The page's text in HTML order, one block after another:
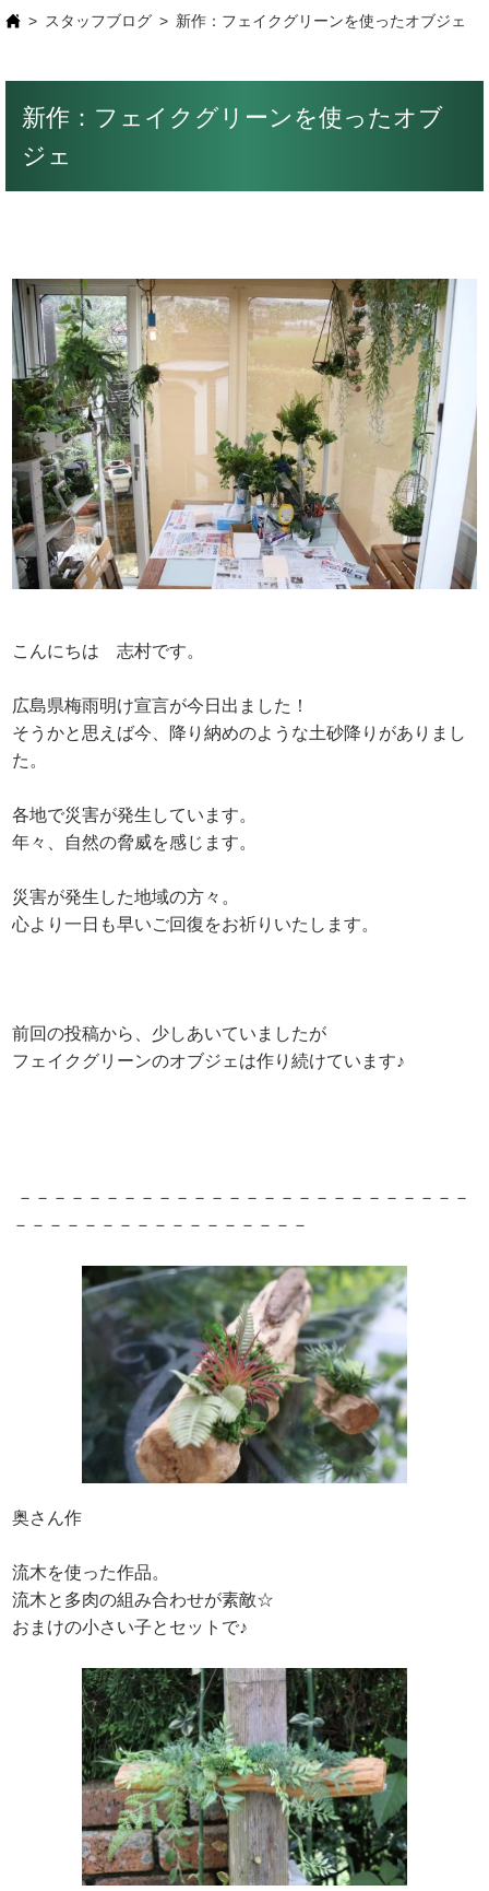
スタッフブログ 新作：フェイクグリーンを使ったオブジェ
新作：フェイクグリーンを使ったオブ
ジェ
こんにちは 志村です。
広島県梅雨明け宣言が今日出ました！
そうかと思えば今、降り納めのような土砂降りがありまし
た。
各地で災害が発生しています。
年々、自然の脅威を感じます。
災害が発生した地域の方々。
心より一日も早いご回復をお祈りいたします。
前回の投稿から、少しあいていましたが
フェイクグリーンのオブジェは作り続けています♪
－－－－－－－－－－－－－－－－－－－－－－－－－－
－－－－－－－－－－－－－－－－－
奥さん作
流木を使った作品。
流木と多肉の組み合わせが素敵☆
おまけの小さい子とセットで♪